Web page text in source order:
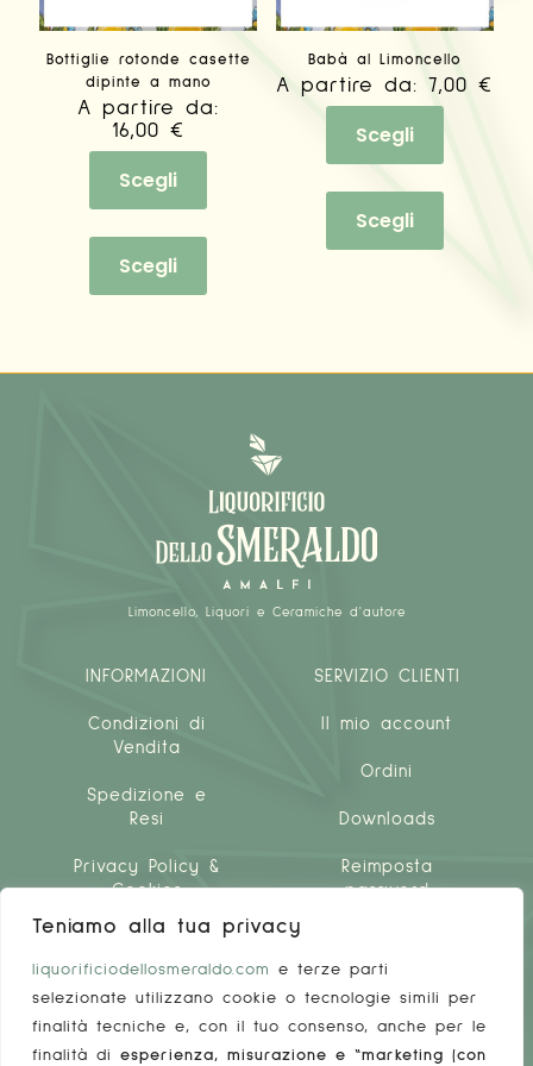
Teniamo alla tua privacy
liquorificiodellosmeraldo.com
e terze parti
selezionate utilizzano cookie o tecnologie simili per
finalità tecniche e, con il tuo consenso, anche per le
finalità di esperienza, misurazione e “marketing (con
Bottiglie rotonde casette
dipinte a mano
A partire da:
16,00€
Scegli
Scegli
scelte
del
prodotto
Babà al Limoncello
A partire da: 7,00€
Scegli
Scegli
più
Limoncello, Liquori e Ceramiche d'autore
INFORMAZIONI
Condizioni di
Vendita
Spedizione e
Resi
Privacy Policy &
Cookies
SERVIZIO CLIENTI
Il mio account
Ordini
Downloads
Reimposta
password